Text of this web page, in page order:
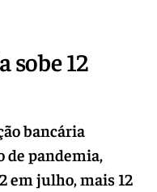
sobe 12
bancária
de pandemia,
em julho, mais 12